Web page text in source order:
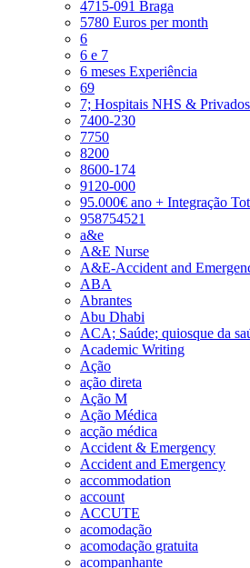
4715-091 Braga
5780 Euros per month
6
6 e 7
6 meses Experiência
69
7; Hospitais NHS &
7400-230
7750
8200
8600-174
9120-000
95.000€ ano + Integração
958754521
a&e
A&E Nurse
A&E-Accident and
ABA
Abrantes
Abu Dhabi
ACA; Saúde; quiosque da
Academic Writing
Ação
ação direta
Ação M
Ação Médica
acção médica
Accident & Emergency
Accident and Emergency
accommodation
account
ACCUTE
acomodação
acomodação gratuita
acompanhante